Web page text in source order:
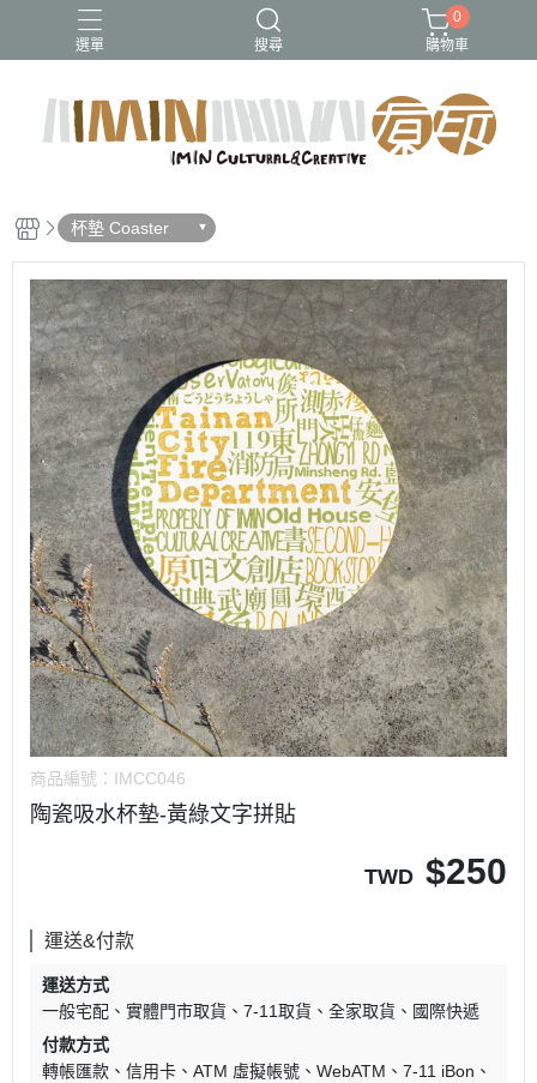
選單 搜尋
0
購物車
杯墊 Coaster
商品編號： IMCC046
陶瓷吸水杯墊-黃綠文字拼貼
TWD $250
運送&付款
運送方式
一般宅配
實體門市取貨 7-11取貨 全家取貨
國際快遞
付款方式
轉帳匯款
信用卡 ATM 虛擬帳號 WebATM
7-11 iBon